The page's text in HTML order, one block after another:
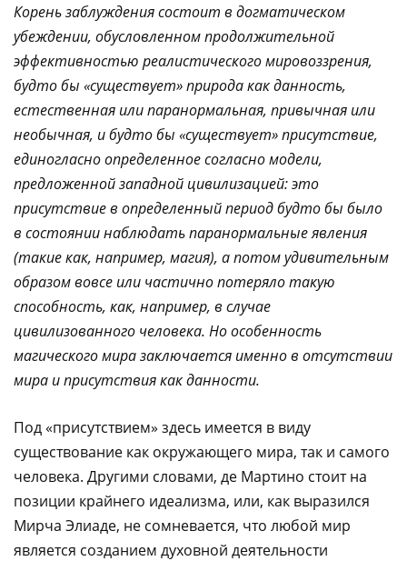
Корень заблуждения состоит в догматическом
убеждении, обусловленном продолжительной
эффективностью реалистического мировоззрения,
будто бы «существует» природа как данность,
естественная или паранормальная, привычная или
необычная, и будто бы «существует» присутствие,
единогласно определенное согласно модели,
предложенной западной цивилизацией: это
присутствие в определенный период будто бы было
в состоянии наблюдать паранормальные явления
(такие как, например, магия), а потом удивительным
образом вовсе или частично потеряло такую
способность, как, например, в случае
цивилизованного человека. Но особенность
магического мира заключается именно в отсутствии
мира и присутствия как данности.
Под «присутствием» здесь имеется в виду
существование как окружающего мира, так и самого
человека. Другими словами, де Мартино стоит на
позиции крайнего идеализма, или, как выразился
Мирча Элиаде, не сомневается, что любой мир
является созданием духовной деятельности